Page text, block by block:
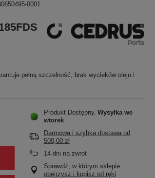
0001
pełną szczelność, brak wycieków oleju i
Produkt Dostępny Wysyłka we
wtorek
Darmowa i szybka dostawaod
500,00 zł
14dni na zwrot
Sprawdź, w którym sklepie
obejrzysz i kupisz od ręki